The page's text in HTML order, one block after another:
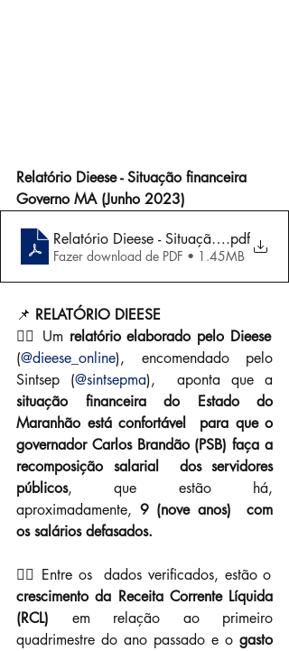
Relatório Dieese - Situação financeira
Governo MA (Junho 2023)
Relatório Dieese - Situação.pdf
Fazer download de PDF • 1.45MB
📌 RELATÓRIO DIEESE
👉🏼 Um relatório elaborado pelo Dieese
(@dieese_online), encomendado pelo
Sintsep (@sintsepma
situação financeira do Estado do
Maranhão está confortável  para que o
governador Carlos Brandão (PSB) faça a
recomposição salarial  dos servidores
públicos, que estão há,
aproximadamente, 9 (nove anos)  com
os salários defasados.
crescimento da Receita Corrente Líquida
(RCL) em relação ao primeiro
quadrimestre do ano passado e o gasto